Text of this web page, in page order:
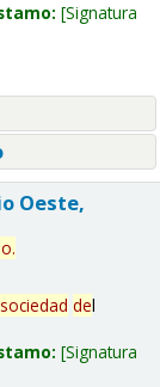
Signatura
Oeste,
.
sociedad del
Signatura